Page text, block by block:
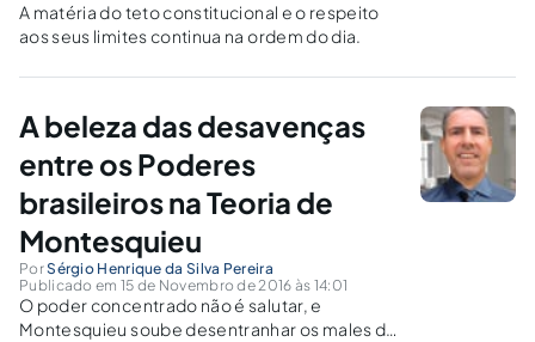
A matéria do teto constitucional e o respeito
aos seus limites continua na ordem do dia.
A beleza das desavenças
entre os Poderes
brasileiros na Teoria de
Montesquieu
PorSérgio Henrique da Silva Pereira
Publicado em 15 de Novembro de 2016 às 14:01
O poder concentrado não é salutar, e
Montesquieu soube desentranhar os males da